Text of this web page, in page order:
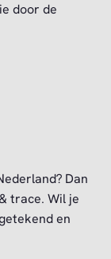
door de
Dan
trace. Wil je
en